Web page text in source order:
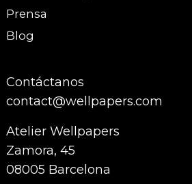
Prensa
Blog
Contáctanos
contact@wellpapers.com
Atelier Wellpapers
Zamora, 45
08005 Barcelona